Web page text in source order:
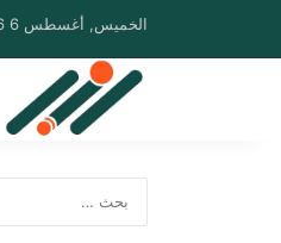
الخميس, أغسطس 6 2026